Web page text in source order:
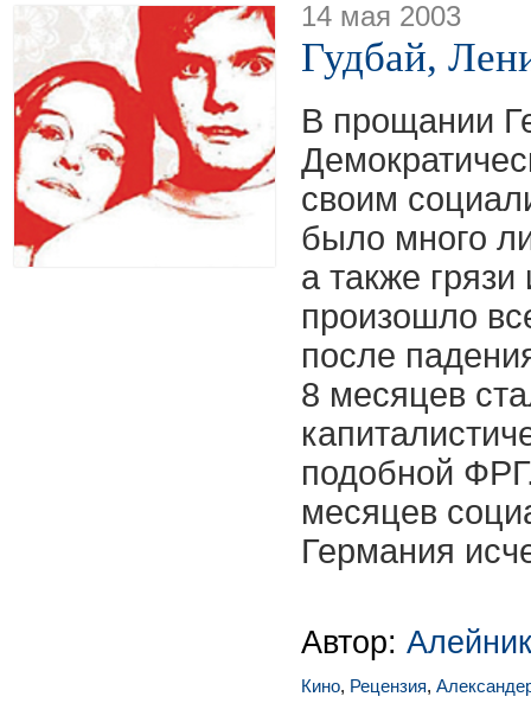
14 мая 2003
Гудбай,
В прощании
своим
было много
а также
произошло
после
8 месяцев
подобной
месяцев
Германия
Автор:
Кино, Рецензия,